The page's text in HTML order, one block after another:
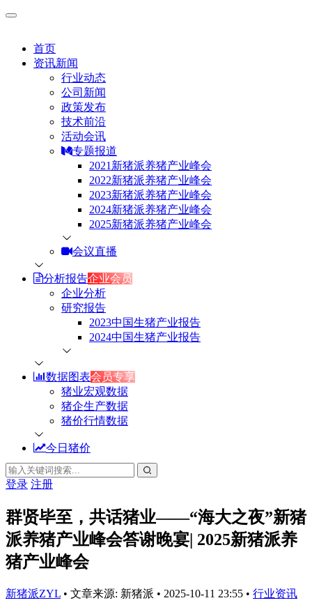
首页
资讯新闻
行业动态
公司新闻
政策发布
技术前沿
活动会讯
专题报道
2021新猪派养猪产业峰会
2022新猪派养猪产业峰会
2023新猪派养猪产业峰会
2024新猪派养猪产业峰会
2025新猪派养猪产业峰会
会议直播
分析报告企业会员
企业分析
研究报告
2023中国生猪产业报告
2024中国生猪产业报告
数据图表会员专享
猪业宏观数据
猪企生产数据
猪价行情数据
今日猪价
登录 注册
群贤毕至，共话猪业——“海大之夜”新猪
派养猪产业峰会答谢晚宴| 2025新猪派养
猪产业峰会
新猪派ZYL • 文章来源: 新猪派 • 2025-10-11 23:55 • 行业资讯